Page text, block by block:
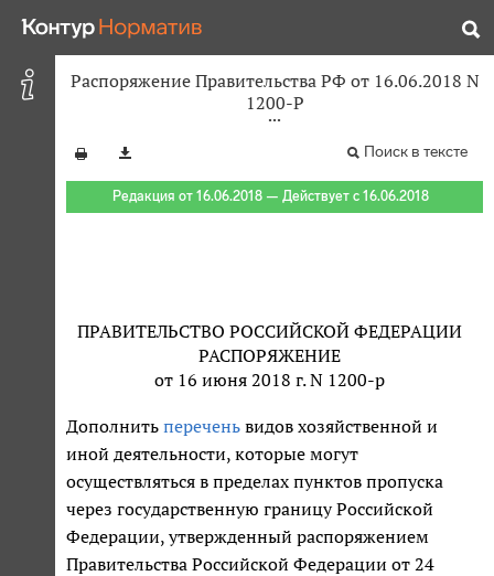
Распоряжение Правительства РФ от 16.06.2018 N
1200-Р
Поиск в тексте
Редакция от 16.06.2018 — Действует с 16.06.2018
ПРАВИТЕЛЬСТВО РОССИЙСКОЙ ФЕДЕРАЦИИ
РАСПОРЯЖЕНИЕ
от 16 июня 2018 г. N 1200-р
Дополнить перечень видов хозяйственной и
иной деятельности, которые могут
осуществляться в пределах пунктов пропуска
через государственную границу Российской
Федерации, утвержденный распоряжением
Правительства Российской Федерации от 24